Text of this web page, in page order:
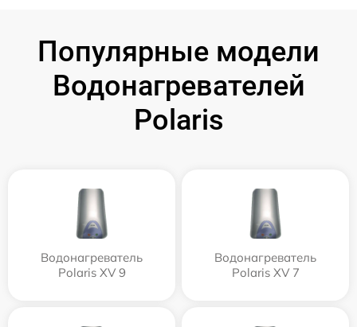
Популярные модели
Водонагревателей
Polaris
Водонагреватель
Polaris XV 9
Водонагреватель
Polaris XV 7